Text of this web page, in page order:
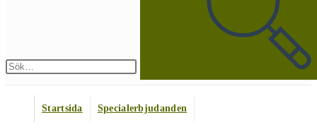
Startsida
Specialerbjudanden